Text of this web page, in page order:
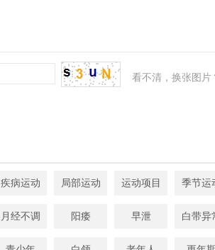
看不清，换张图片
疾病运动 局部运动 运动项目 季节运
月经不调 阳痿 早泄 白带异